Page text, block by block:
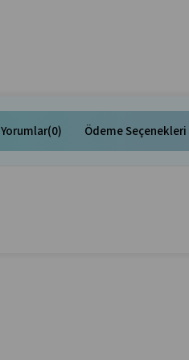
Yorumlar(0) Ödeme Seçenekleri